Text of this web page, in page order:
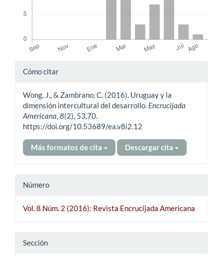
Detalles
artículo
Cómo citar
Wong, J., & Zambrano, C. (2016). Uruguay y la
dimensión intercultural del desarrollo. Encrucijada
Americana,8(2), 53,70.
https://doi.org/10.53689/ea.v8i2.12
Más formatos de cita Descargar cita
Número
Vol. 8 Núm. 2 (2016): Revista Encrucijada Americana
Sección